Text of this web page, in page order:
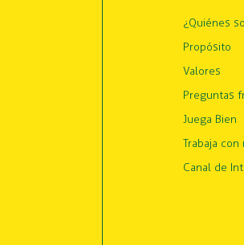
¿Quiénes
Propósito
Valores
Preguntas
Juega Bien
Trabaja
Canal de